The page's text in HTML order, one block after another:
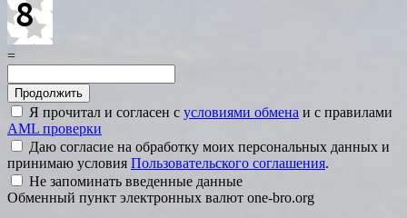
=
Я прочитал и согласен с условиями обмена и с правилами
AML проверки
Даю согласие на обработку моих персональных данных и
принимаю условия Пользовательского соглашения.
Не запоминать введенные данные
Обменный пункт электронных валют one-bro.org